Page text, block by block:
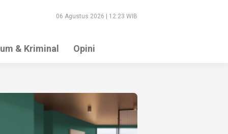
06 Agustus 2026 | 12:23 WIB
& Kriminal Opini